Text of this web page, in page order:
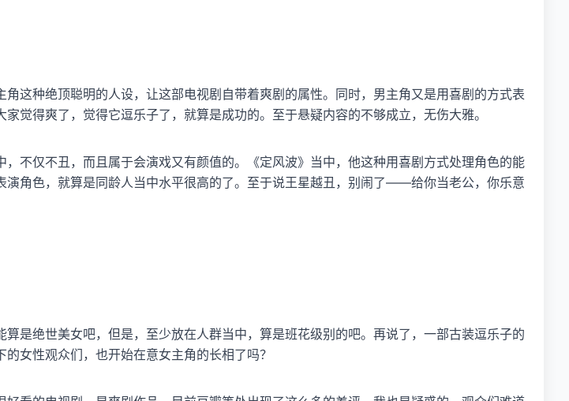
这种绝顶聪明的人设，让这部电视剧自带着爽剧的属性。同时，男主角又是用喜剧的方式表
觉得爽了，觉得它逗乐子了，就算是成功的。至于悬疑内容的不够成立，无伤大雅。
不仅不丑，而且属于会演戏又有颜值的。《定风波》当中，他这种用喜剧方式处理角色的能
角色，就算是同龄人当中水平很高的了。至于说王星越丑，别闹了——给你当老公，你乐意
是绝世美女吧，但是，至少放在人群当中，算是班花级别的吧。再说了，一部古装逗乐子的
女性观众们，也开始在意女主角的长相了吗？